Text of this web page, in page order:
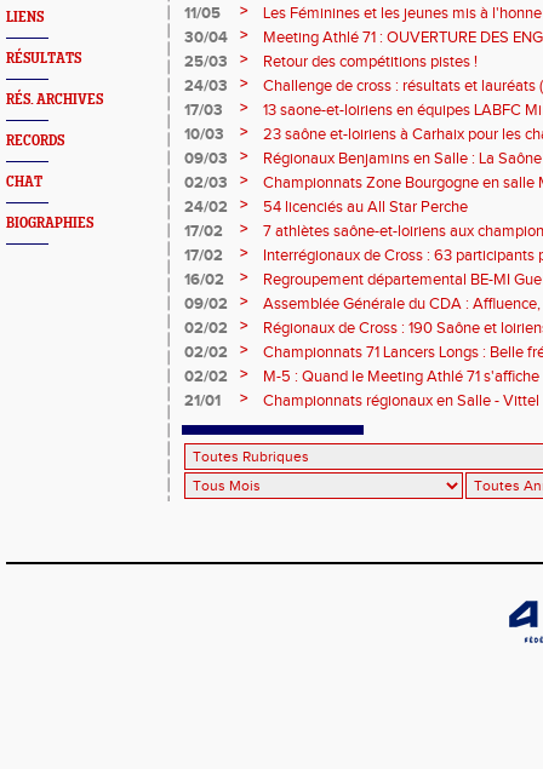
LIENS
RÉSULTATS
RÉS. ARCHIVES
RECORDS
CHAT
BIOGRAPHIES
11/05
>
Les Féminines et les jeunes mis à
30/04
>
Meeting Athlé 71 : OUVERTURE DES
25/03
>
Retour des compétitions pistes !
24/03
>
Challenge de cross : résultats et lauréats
17/03
>
13 saone-et-loiriens en équipes LABFC
couleurs de la Ligue à Metz
10/03 >
23 saône et-loiriens à Carhaix pour les
Cross !
09/03 >
Régionaux Benjamins en Salle : La
l'affiche !
02/03 >
Championnats Zone Bourgogne en salle
médailles pour les athlètes du 71 !
24/02 >
54 licenciés au All Star Perche
17/02
>
7 athlètes saône-et-loiriens aux
pour Céline BESSE !
17/02 >
Interrégionaux de Cross : 63 participants
titre - 3 podiums et 21 qualifiés !
16/02 >
Regroupement départemental BE-MI
plein !
09/02 >
Assemblée Générale du CDA :
RDV !
02/02 >
Régionaux de Cross : 190 Saône et
02/02
>
Championnats 71 Lancers Longs : Belle
performances au RDV ce samedi à
02/02 >
M-5 : Quand le Meeting Athlé 71 s'affiche
21/01
> Championnats régionaux en Salle - Vittel